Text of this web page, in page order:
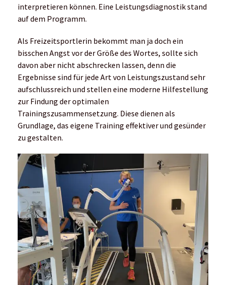
interpretieren können. Eine Leistungsdiagnostik stand
auf dem Programm.
Als Freizeitsportlerin bekommt man ja doch ein
bisschen Angst vor der Größe des Wortes, sollte sich
davon aber nicht abschrecken lassen, denn die
Ergebnisse sind für jede Art von Leistungszustand sehr
aufschlussreich und stellen eine moderne Hilfestellung
zur Findung der optimalen
Trainingszusammensetzung. Diese dienen als
Grundlage, das eigene Training effektiver und gesünder
zu gestalten.